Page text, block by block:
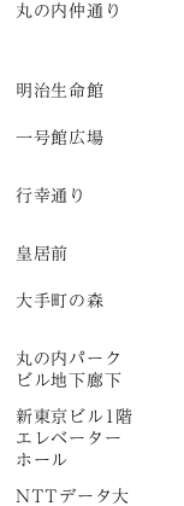
丸の内仲通り
明治生命館
一号館広場
行幸通り
皇居前
大手町の森
丸の内パーク
ビル地下廊下
新東京ビル1階
エレベーター
ホール
NTTデータ大